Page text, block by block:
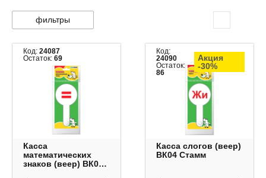
фильтры
Код: 24087
Остаток: 69
Касса
математических
знаков (веер) ВК06
Код:
24090
Остаток:
86
Акция
-30%
Касса слогов (веер)
ВК04 Стамм